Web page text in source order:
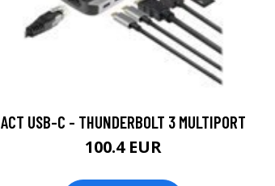
ACT USB-C - THUNDERBOLT 3 MULTIPORT
100.4 EUR